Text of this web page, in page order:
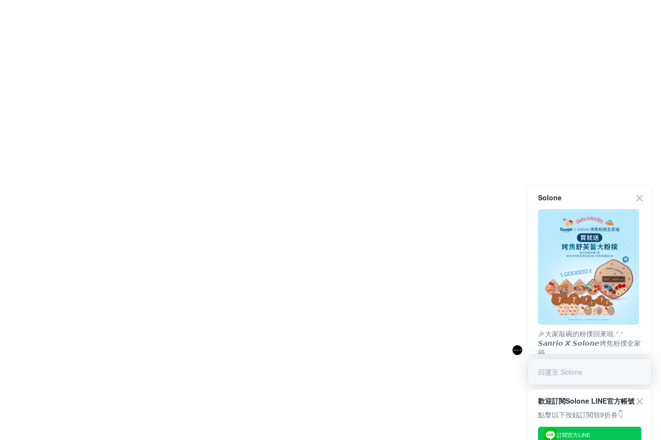
Solone
🎉大家敲碗的粉撲回來啦.ᐟ‪‪.ᐟ
𝙎𝙖𝙣𝙧𝙞𝙤 𝙓 𝙎𝙤𝙡𝙤𝙣𝙚烤焦粉撲全家
福
回覆至 Solone
歡迎訂閱Solone LINE官方帳號
點擊以下按鈕訂閱領9折券👇
訂閱官方LINE